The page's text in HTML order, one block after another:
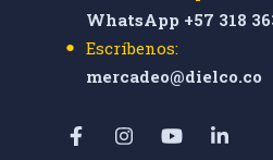
WhatsApp +57 318
Escríbenos:
mercadeo@dielco.co